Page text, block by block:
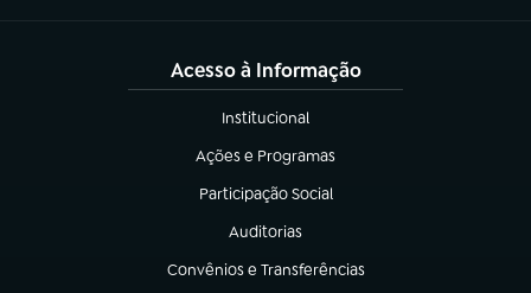
Acesso à Informação
Institucional
(abre em nova aba)
Ações e Programas
(abre em nova aba)
Participação Social
(abre em nova aba)
Auditorias
(abre em nova aba)
Convênios e Transferências
(abre em nova aba)